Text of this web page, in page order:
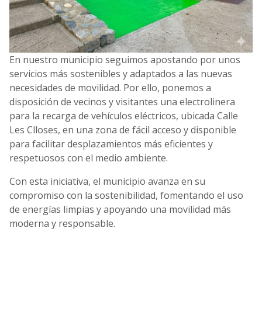
En nuestro municipio seguimos apostando por unos
servicios más sostenibles y adaptados a las nuevas
necesidades de movilidad. Por ello, ponemos a
disposición de vecinos y visitantes una electrolinera
para la recarga de vehículos eléctricos, ubicada Calle
Les Clloses, en una zona de fácil acceso y disponible
para facilitar desplazamientos más eficientes y
respetuosos con el medio ambiente.
Con esta iniciativa, el municipio avanza en su
compromiso con la sostenibilidad, fomentando el uso
de energías limpias y apoyando una movilidad más
moderna y responsable.